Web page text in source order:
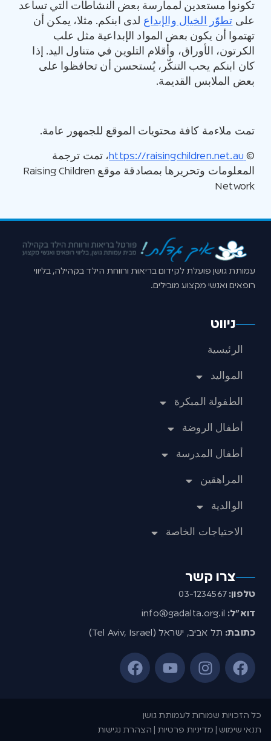
تكونوا مستعدين لممارسة بعض النشاطات التي تساعد
على تطوّر الخيال والإبداع لدى ابنكم. مثلا، يمكن أن
تهتموا أن يكون بعض المواد الإبداعية مثل علب
الكرتون، الأوراق، وأقلام التلوين في متناول اليد. إذا
كان ابنكم يحب التنكّر، يُستحسن أن تحافظوا على
بعض الملابس القديمة.
تمت ملاءمة كافة محتويات الموقع للجمهور عامة.
©
، تمت ترجمة
المعلومات وتحريرها بمصادقة موقع Raising Children
Network
עמותת גושן פועלת לקידום בריאות ורווחת הילד בקהילה, בליווי
רופאים ואנשי מקצוע מובילים.
ניווט
الرئيسية
المواليد
الطفولة المبكرة
أطفال الروضة
أطفال المدرسة
المراهقين
الوالدية
الاحتياجات الخاصة
צרו קשר
טלפון: 03-1234567
דוא”ל: info@gadalta.org.il
כתובת: תל אביב, ישראל (Tel Aviv, Israel)
כל הזכויות שמורות לעמותת גושן
תנאי שימוש | מדיניות פרטיות | הצהרת נגישות